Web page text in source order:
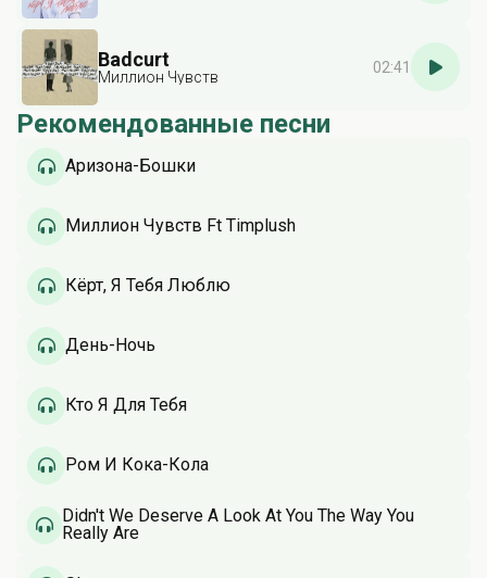
Badcurt
Миллион Чувств
02:41
Рекомендованные песни
Аризона-Бошки
Миллион Чувств Ft Timplush
Кёрт, Я Тебя Люблю
День-Ночь
Кто Я Для Тебя
Ром И Кока-Кола
Didn't We Deserve A Look At You The Way You
Really Are